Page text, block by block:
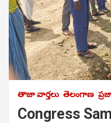
తాజా వార్తలు తెలంగాణ
Congress